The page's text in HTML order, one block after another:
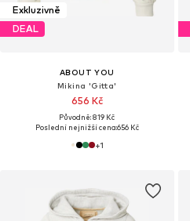
Exkluzivně
DEAL
ABOUT YOU
Mikina 'Gitta'
656 Kč
Původně: 819 Kč
Poslední nejnižší cena:656 Kč
+1